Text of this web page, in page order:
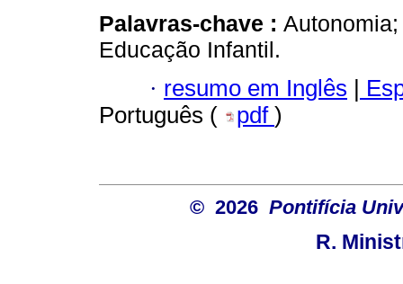
Palavras-chave :
Educação Infantil.
· resumo em Inglês |
Português (
pdf )
© 2026 Pontifícia
R.